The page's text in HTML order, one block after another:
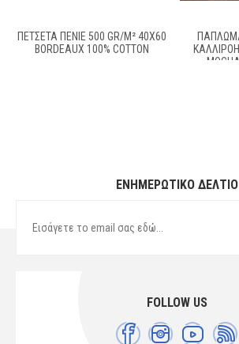
ΠΕΤΣΈΤΑ ΠΕΝΙΈ 500 GR/M² 40X60
BORDEAUX 100% COTTON
ΕΝΗΜΕΡΩΤΙΚΌ ΔΕΛΤΊΟ
FOLLOW US